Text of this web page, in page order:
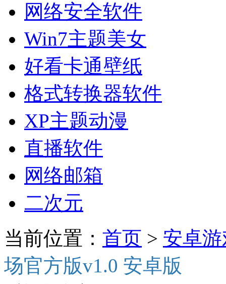
网络安全软件
Win7主题美女
好看卡通壁纸
格式转换器软件
XP主题动漫
直播软件
网络邮箱
二次元
当前位置： 首页 > 安卓
场官方版v1.0 安卓版